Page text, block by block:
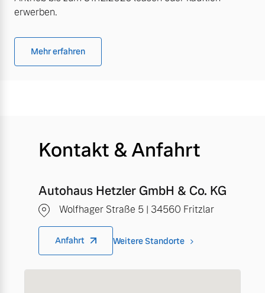
erwerben.
Mehr erfahren
Kontakt & Anfahrt
Autohaus Hetzler GmbH & Co. KG
Wolfhager Straße 5 | 34560 Fritzlar
Anfahrt Weitere Standorte